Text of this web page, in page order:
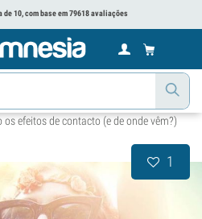
de 10, com base em 79618 avaliações
os efeitos de contacto (e de onde vêm?)
1